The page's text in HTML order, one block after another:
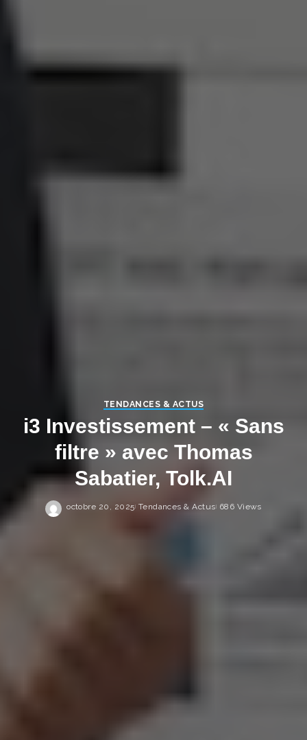
TENDANCES & ACTUS
i3 Investissement – « Sans
filtre » avec Thomas
Sabatier, Tolk.AI
octobre 20, 2025 Tendances & Actus 686 Views